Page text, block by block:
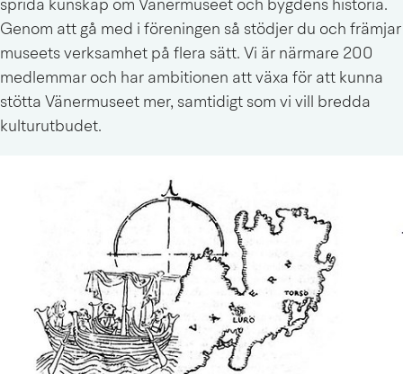
sprida kunskap om Vänermuseet och bygdens historia.
Genom att gå med i föreningen så stödjer du och främjar
museets verksamhet på flera sätt. Vi är närmare 200
medlemmar och har ambitionen att växa för att kunna
stötta Vänermuseet mer, samtidigt som vi vill bredda
kulturutbudet.